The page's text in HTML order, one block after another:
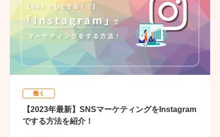
働く
【2023年最新】SNSマーケティングをInstagram
でする方法を紹介！